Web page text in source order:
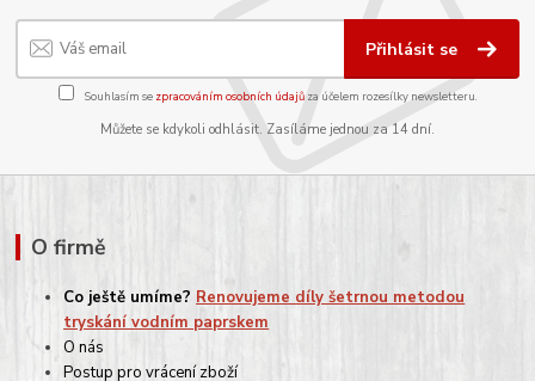
Přihlásit se
Souhlasím se zpracováním osobních údajůza účelem rozesílky newsletteru.
Můžete se kdykoli odhlásit. Zasíláme jednou za 14 dní.
O firmě
Co ještě umíme? Renovujeme díly šetrnou metodou
tryskání vodním paprskem
O nás
Postup pro vrácení zboží